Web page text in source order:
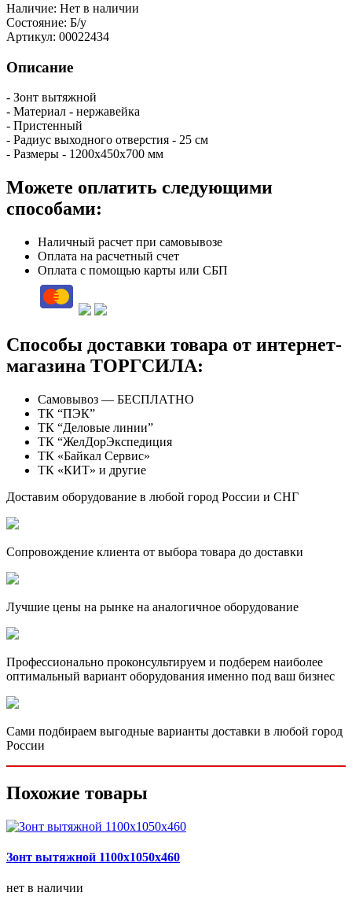
Наличие: Нет в наличии
Состояние: Б/у
Артикул: 00022434
Описание
- Зонт вытяжной
- Материал - нержавейка
- Пристенный
- Радиус выходного отверстия - 25 см
- Размеры - 1200х450х700 мм
Можете оплатить следующими
способами:
Наличный расчет при самовывозе
Оплата на расчетный счет
Оплата с помощью карты или СБП
Способы доставки товара от интернет-
магазина ТОРГСИЛА:
Самовывоз — БЕСПЛАТНО
ТК “ПЭК”
ТК “Деловые линии”
ТК “ЖелДорЭкспедиция
ТК «Байкал Сервис»
ТК «КИТ» и другие
Доставим оборудование в любой город России и СНГ
Сопровождение клиента от выбора товара до доставки
Лучшие цены на рынке на аналогичное оборудование
Профессионально проконсультируем и подберем наиболее
оптимальный вариант оборудования именно под ваш бизнес
Сами подбираем выгодные варианты доставки в любой город
России
Похожие товары
Зонт вытяжной 1100х1050х460
нет в наличии